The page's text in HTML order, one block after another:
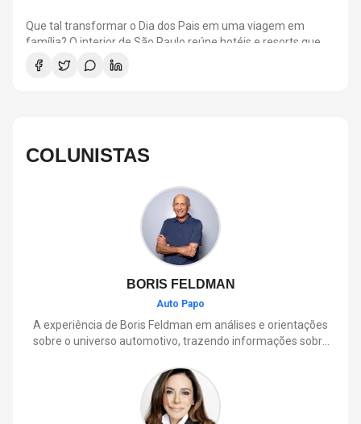
Que tal transformar o Dia dos Pais em uma viagem em
família? O interior de São Paulo reúne hotéis e resorts que
combinam conforto, natureza, gastronomia e atividades
para todas as idades. Entre as opções estão o Hotel Toriba,
COLUNISTAS
BORIS FELDMAN
Auto Papo
A experiência de Boris Feldman em análises e orientações
sobre o universo automotivo, trazendo informações sobre
que envolve o dia a dia dos motoristas.